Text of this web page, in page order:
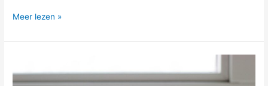
Meer lezen »
verder